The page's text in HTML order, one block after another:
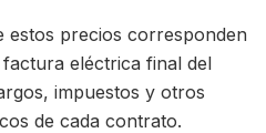
estos precios corresponden
eléctrica final del
impuestos y otros
de cada contrato.